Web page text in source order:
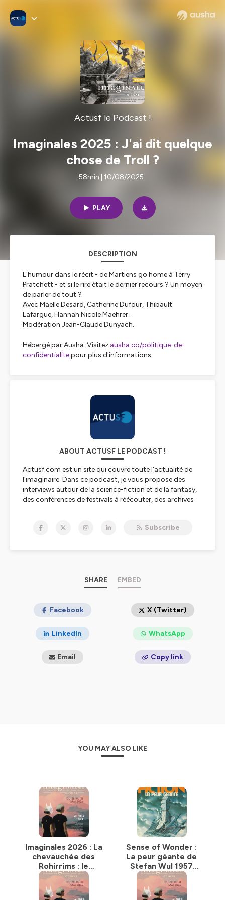
Actusf le Podcast !
Imaginales 2025 : J'ai dit quelque
chose de Troll ?
58min | 10/08/2025
PLAY
DESCRIPTION
L'humour dans le récit - de Martiens go home à Terry
Pratchett - et si le rire était le dernier recours ? Un moyen
de parler de tout ?
Avec Maëlle Desard, Catherine Dufour, Thibault
Lafargue, Hannah Nicole Maehrer.
Modération Jean-Claude Dunyach.
Hébergé par Ausha. Visitez ausha.co/politique-de-
confidentialitepour plus d'informations.
ABOUT ACTUSF LE PODCAST !
Actusf.com est un site qui couvre toute l'actualité de
l'imaginaire. Dans ce podcast, je vous propose des
interviews autour de la science-fiction et de la fantasy,
des conférences de festivals à réécouter, des archives
Bellagamba !
Le podcast Actusf, c'est un podcast qui se veut vivant
et positif, pour toutes les science fiction et les fantasy,
confidentialite
pour plus d'informations.
Subscribe
SHARE EMBED
Facebook X (Twitter)
LinkedIn WhatsApp
Email Copy link
YOU MAY ALSO LIKE
Imaginales 2026 : La
chevauchée des
Rohirrims : le
combat épique
dans la fantasy
historique, plaisir
Sense of Wonder :
La peur géante de
Stefan Wul 1957
(1957)